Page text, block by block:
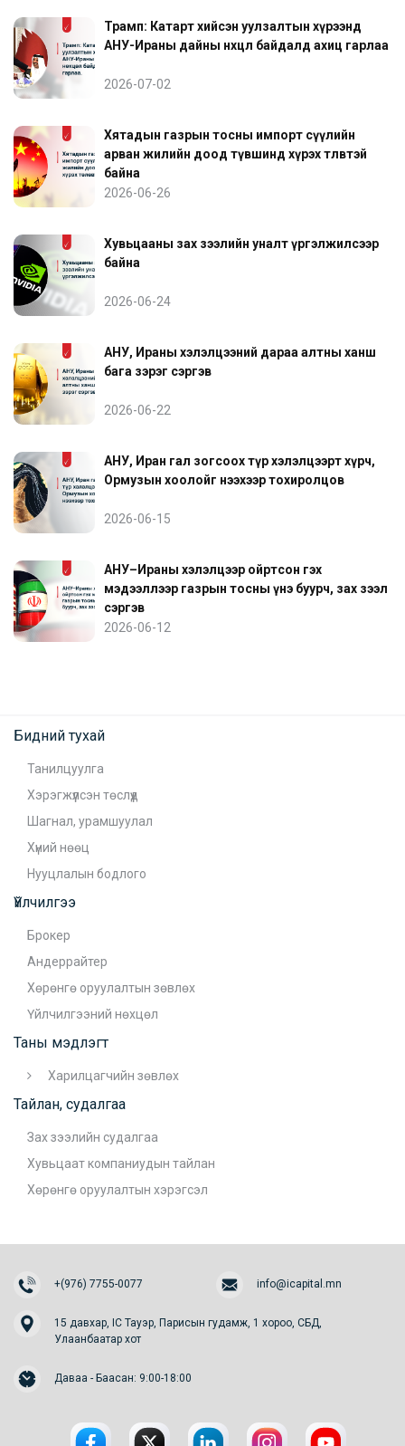
Трамп: Катарт хийсэн уулзалтын хүрээнд
АНУ-Ираны дайны нөхцөл байдалд ахиц гарлаа
2026-07-02
Хятадын газрын тосны импорт сүүлийн
арван жилийн доод түвшинд хүрэх төлөвтэй
байна
2026-06-26
Хувьцааны зах зээлийн уналт үргэлжилсээр
байна
2026-06-24
АНУ, Ираны хэлэлцээний дараа алтны ханш
бага зэрэг сэргэв
2026-06-22
АНУ, Иран гал зогсоох түр хэлэлцээрт хүрч,
Ормузын хоолойг нээхээр тохиролцов
2026-06-15
АНУ–Ираны хэлэлцээр ойртсон гэх
мэдээллээр газрын тосны үнэ буурч, зах зээл
сэргэв
2026-06-12
Бидний тухай
Танилцуулга
Хэрэгжүүлсэн төслүүд
Шагнал, урамшуулал
Хүний нөөц
Нууцлалын бодлого
Үйлчилгээ
Брокер
Андеррайтер
Хөрөнгө оруулалтын зөвлөх
Үйлчилгээний нөхцөл
Таны мэдлэгт
Харилцагчийн зөвлөх
Тайлан, судалгаа
Зах зээлийн судалгаа
Хувьцаат компаниудын тайлан
Хөрөнгө оруулалтын хэрэгсэл
+(976) 7755-0077 info@icapital.mn
15 давхар, IC Тауэр, Парисын гудамж, 1 хороо, СБД,
Улаанбаатар хот
Даваа - Баасан: 9:00-18:00